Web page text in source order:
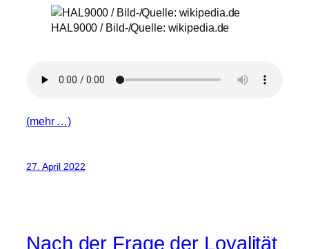
HAL9000 / Bild-/Quelle: wikipedia.de
(mehr …)
27. April 2022
Nach der Frage der Loyalität